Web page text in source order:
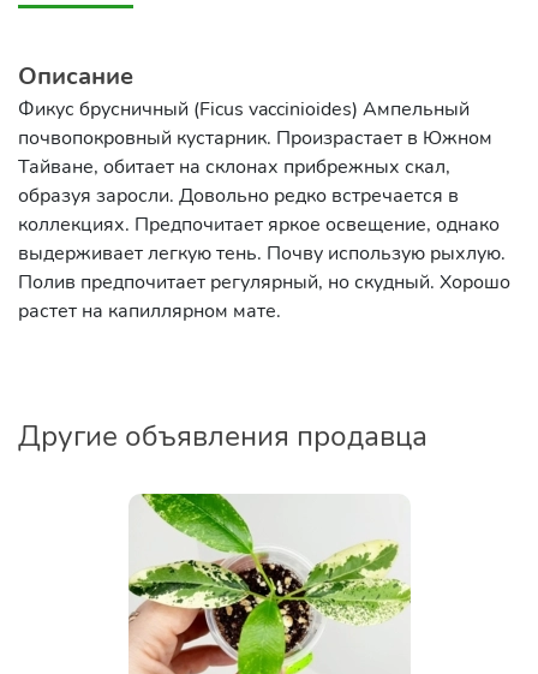
Описание
Фикус брусничный (Ficus vaccinioides) Ампельный
почвопокровный кустарник. Произрастает в Южном
Тайване, обитает на склонах прибрежных скал,
образуя заросли. Довольно редко встречается в
коллекциях. Предпочитает яркое освещение, однако
выдерживает легкую тень. Почву использую рыхлую.
Полив предпочитает регулярный, но скудный. Хорошо
растет на капиллярном мате.
Другие объявления продавца